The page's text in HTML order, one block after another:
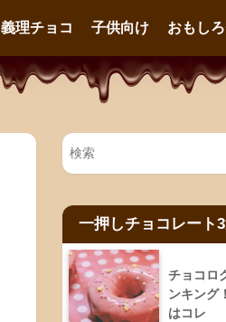
義理チョコ 子供向け おもし
一押しチョコレート3
チョコロ
ンキング
はコレ